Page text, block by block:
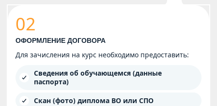
02
ОФОРМЛЕНИЕ ДОГОВОРА
Для зачисления на курс необходимо предоставить:
Сведения об обучающемся (данные
паспорта)
Скан (фото) диплома ВО или СПО